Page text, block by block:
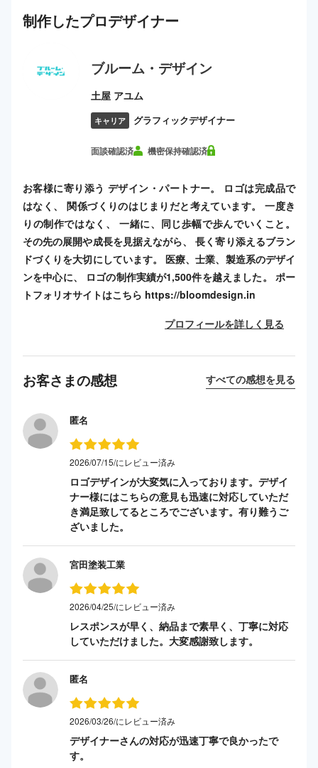
制作したプロデザイナー
ブルーム・デザイン
土屋 アユム
キャリア グラフィックデザイナー
面談確認済 機密保持確認済
お客様に寄り添う デザイン・パートナー。 ロゴは完成品で
はなく、 関係づくりのはじまりだと考えています。 一度き
りの制作ではなく、 一緒に、同じ歩幅で歩んでいくこと。
その先の展開や成長を見据えながら、 長く寄り添えるブラン
ドづくりを大切にしています。 医療、士業、製造系のデザイ
ンを中心に、 ロゴの制作実績が1,500件を越えました。 ポー
トフォリオサイトはこちら https://bloomdesign.in
プロフィールを詳しく見る
お客さまの感想 すべての感想を見る
匿名
2026/07/15/にレビュー済み
ロゴデザインが大変気に入っております。デザイ
ナー様にはこちらの意見も迅速に対応していただ
き満足致してるところでございます。有り難うご
ざいました。
宮田塗装工業
2026/04/25/にレビュー済み
レスポンスが早く、納品まで素早く、丁寧に対応
していただけました。大変感謝致します。
匿名
2026/03/26/にレビュー済み
デザイナーさんの対応が迅速丁寧で良かったで
す。